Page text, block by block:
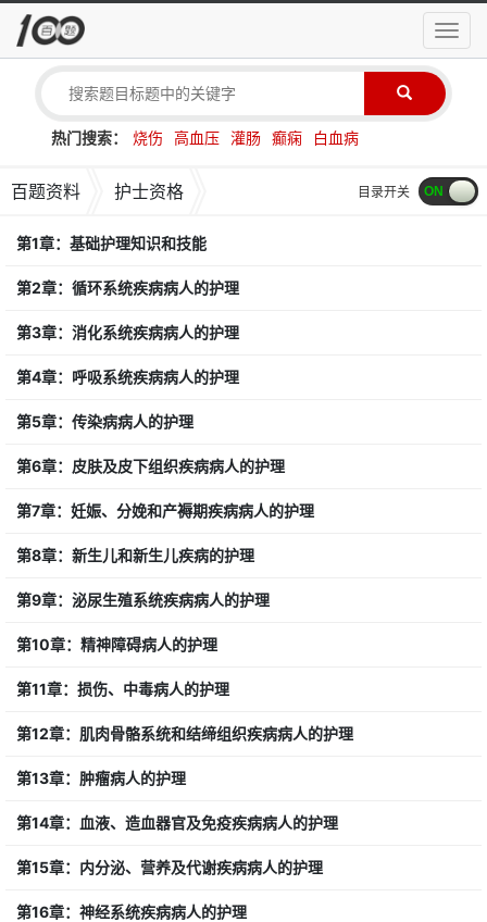
导
航
热门搜索： 烧伤 高血压 灌肠 癫痫 白血病
百题资料 护士资格 目录开关
第1章：基础护理知识和技能
第2章：循环系统疾病病人的护理
第3章：消化系统疾病病人的护理
第4章：呼吸系统疾病病人的护理
第5章：传染病病人的护理
第6章：皮肤及皮下组织疾病病人的护理
第7章：妊娠、分娩和产褥期疾病病人的护理
第8章：新生儿和新生儿疾病的护理
第9章：泌尿生殖系统疾病病人的护理
第10章：精神障碍病人的护理
第11章：损伤、中毒病人的护理
第12章：肌肉骨骼系统和结缔组织疾病病人的护理
第13章：肿瘤病人的护理
第14章：血液、造血器官及免疫疾病病人的护理
第15章：内分泌、营养及代谢疾病病人的护理
第16章：神经系统疾病病人的护理